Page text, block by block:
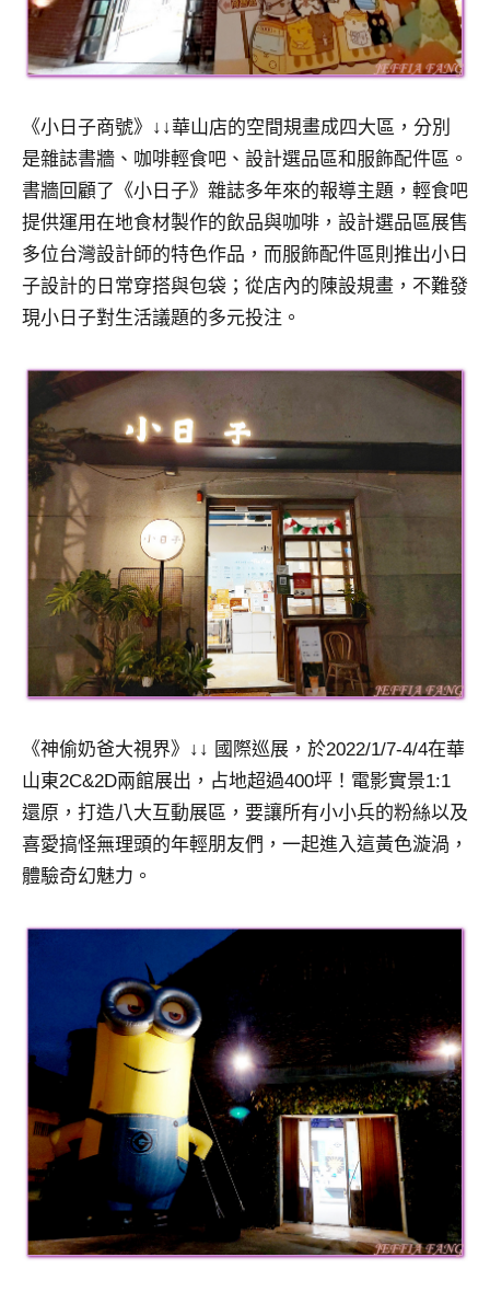
《小日子商號》 ↓↓華山店的空間規畫成四大區，分別
是雜誌書牆、咖啡輕食吧、設計選品區和服飾配件區。
書牆回顧了《小日子》雜誌多年來的報導主題，輕食吧
提供運用在地食材製作的飲品與咖啡，設計選品區展售
多位台灣設計師的特色作品，而服飾配件區則推出小日
子設計的日常穿搭與包袋；從店內的陳設規畫，不難發
現小日子對生活議題的多元投注。
《神偷奶爸大視界》 ↓↓ 國際巡展，於2022/1/7-4/4在華
山東2C&2D兩館展出，占地超過400坪！電影實景1:1
還原，打造八大互動展區，要讓所有小小兵的粉絲以及
喜愛搞怪無理頭的年輕朋友們，一起進入這黃色漩渦，
體驗奇幻魅力。